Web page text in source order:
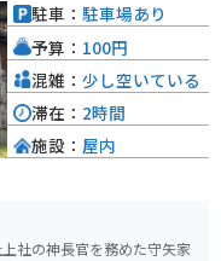
社の神長官を務めた守矢家
駐車： 駐車場あり
予算： 100円
混雑： 少し空いている
滞在： 2時間
施設： 屋内